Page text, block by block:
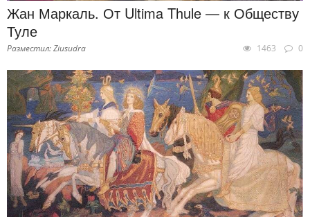
Жан Маркаль. От Ultima Thule — к Обществу
Туле
Разместил: Ziusudra 1463 0